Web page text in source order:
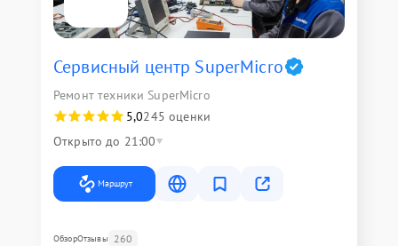
Сервисный центр SuperMicro
Ремонт техники SuperMicro
5,0245 оценки
Открыто до 21:00
Маршрут
ОбзорОтзывы 260